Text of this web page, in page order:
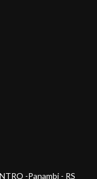
-Panambi - RS